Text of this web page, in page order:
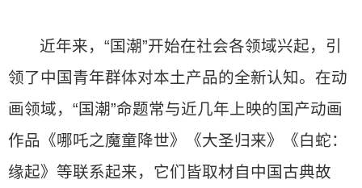
近年来，“国潮”开始在社会各领域兴起，引
领了中国青年群体对本土产品的全新认知。在动
画领域，“国潮”命题常与近几年上映的国产动画
作品《哪吒之魔童降世》《大圣归来》《白蛇：
缘起》等联系起来，它们皆取材自中国古典故